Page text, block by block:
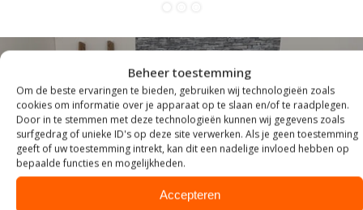
Beheer toestemming
Om de beste ervaringen te bieden, gebruiken wij technologieën zoals
cookies om informatie over je apparaat op te slaan en/of te raadplegen.
Door in te stemmen met deze technologieën kunnen wij gegevens zoals
surfgedrag of unieke ID's op deze site verwerken. Als je geen toestemming
geeft of uw toestemming intrekt, kan dit een nadelige invloed hebben op
bepaalde functies en mogelijkheden.
Accepteren